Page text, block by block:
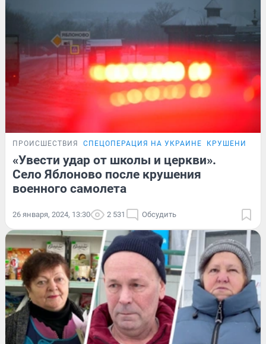
ПРОИСШЕСТВИЯ СПЕЦОПЕРАЦИЯ НА УКРАИНЕ КРУШЕНИЕ
«Увести удар от школы и церкви».
Село Яблоново после крушения
военного самолета
26 января, 2024, 13:30 2 531 Обсудить